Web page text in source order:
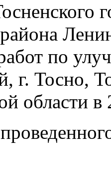
по
г. Тосно,
области в